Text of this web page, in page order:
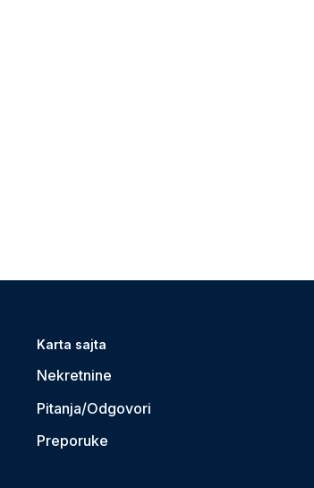
Karta sajta
Nekretnine
Pitanja/Odgovori
Preporuke